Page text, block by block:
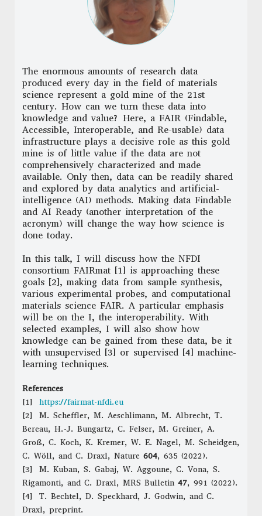
The enormous amounts of research data
produced every day in the field of materials
science represent a gold mine of the 21st
century. How can we turn these data into
knowledge and value? Here, a FAIR (Findable,
Accessible, Interoperable, and Re-usable) data
infrastructure plays a decisive role as this gold
mine is of little value if the data are not
comprehensively characterized and made
available. Only then, data can be readily shared
and explored by data analytics and artificial-
intelligence (AI) methods. Making data Findable
and AI Ready (another interpretation of the
acronym) will change the way how science is
done today.
In this talk, I will discuss how the NFDI
consortium FAIRmat [1] is approaching these
goals [2], making data from sample synthesis,
various experimental probes, and computational
materials science FAIR. A particular emphasis
will be on the I, the interoperability. With
selected examples, I will also show how
knowledge can be gained from these data, be it
with unsupervised [3] or supervised [4] machine-
learning techniques.
References
[1] https://fairmat-nfdi.eu
[2] M. Scheffler, M. Aeschlimann, M. Albrecht, T.
Bereau, H.-J. Bungartz, C. Felser, M. Greiner, A.
Groß, C. Koch, K. Kremer, W. E. Nagel, M. Scheidgen,
C. Wöll, and C. Draxl, Nature 604, 635 (2022).
[3] M. Kuban, S. Gabaj, W. Aggoune, C. Vona, S.
Rigamonti, and C. Draxl, MRS Bulletin 47, 991 (2022).
[4] T. Bechtel, D. Speckhard, J. Godwin, and C.
Draxl, preprint.